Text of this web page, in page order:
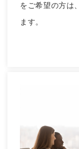
をご希望の方は
ます。